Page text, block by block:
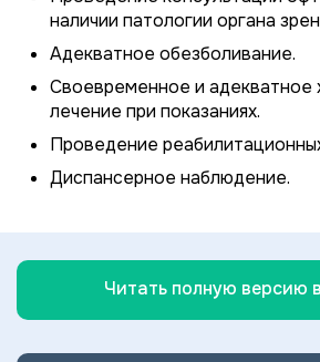
наличии патологии органа
Адекватное обезболивание.
Своевременное и адекватное
лечение при показаниях.
Проведение
Диспансерное наблюдение.
Читать полную версию